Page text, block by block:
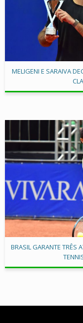
MELIGENI E SARAIVA
BRASIL GARANTE TRÊS